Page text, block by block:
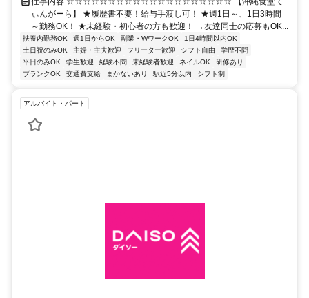
ぃんがーら】 ★履歴書不要！給与手渡し可！ ★週1日～、1日3時間
～勤務OK！ ★未経験・初心者の方も歓迎！ →友達同士の応募もOK...
扶養内勤務OK 週1日からOK 副業・WワークOK
1日4時間以内OK
土日祝のみOK
主婦・主夫歓迎 フリーター歓迎 シフト自由
学歴不問
平日のみOK
学生歓迎 経験不問 未経験者歓迎 ネイルOK
研修あり
ブランクOK
交通費支給 まかないあり 駅近5分以内 シフト制
アルバイト・パート